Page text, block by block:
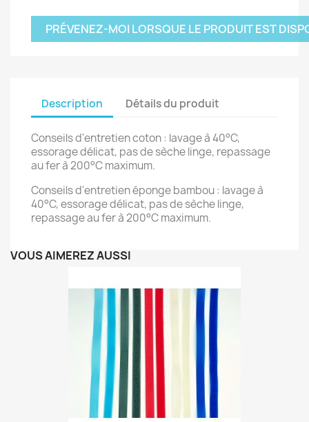
PRÉVENEZ-MOI LORSQUE LE PRODUIT EST
Description Détails du produit
Conseils d'entretien coton : lavage à 40°C,
essorage délicat, pas de sèche linge, repassage
au fer à 200°C maximum.
Conseils d'entretien éponge bambou : lavage à
40°C, essorage délicat, pas de sèche linge,
repassage au fer à 200°C maximum.
VOUS AIMEREZ AUSSI